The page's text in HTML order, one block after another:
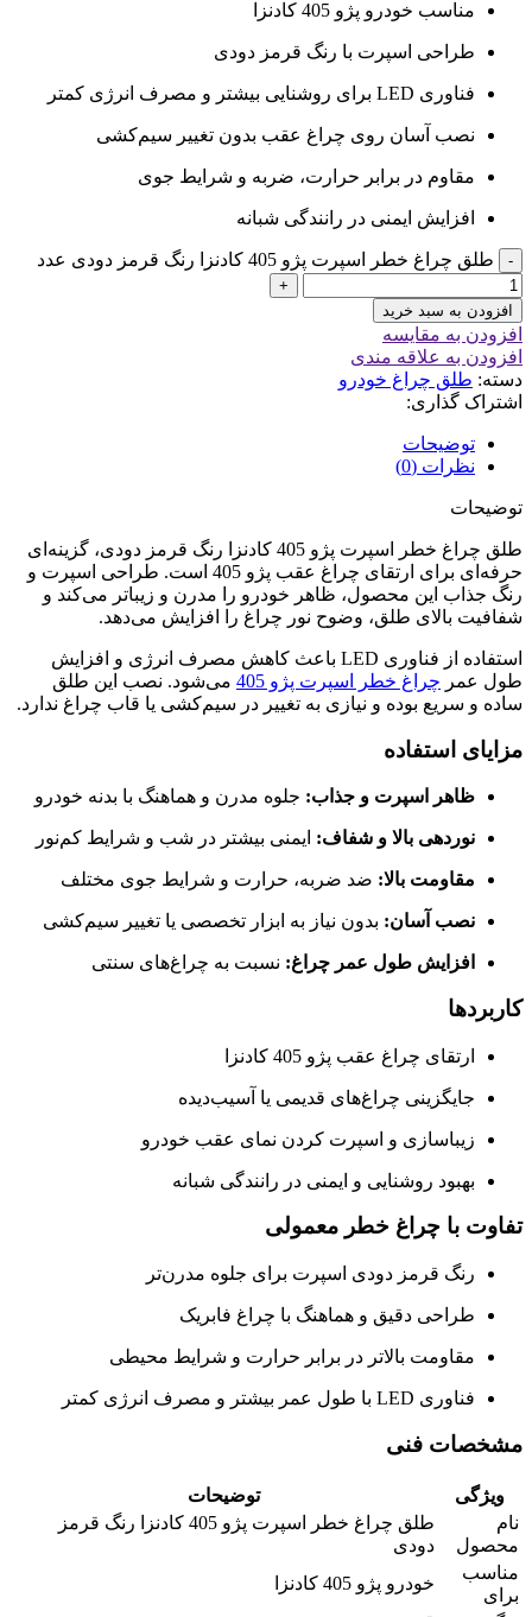
مناسب خودرو پژو 405 کادنزا
طراحی اسپرت با رنگ قرمز دودی
فناوری LED برای روشنایی بیشتر و مصرف انرژی کمتر
نصب آسان روی چراغ عقب بدون تغییر سیم‌کشی
مقاوم در برابر حرارت، ضربه و شرایط جوی
افزایش ایمنی در رانندگی شبانه
طلق چراغ خطر اسپرت پژو 405 کادنزا رنگ قرمز دودی عدد
افزودن به سبد خرید
افزودن به مقایسه
افزودن به علاقه مندی
دسته: طلق چراغ خودرو
اشتراک گذاری:
توضیحات
نظرات (0)
توضیحات
طلق چراغ خطر اسپرت پژو 405 کادنزا رنگ قرمز دودی، گزینه‌ای
حرفه‌ای برای ارتقای چراغ عقب پژو 405 است. طراحی اسپرت و
رنگ جذاب این محصول، ظاهر خودرو را مدرن و زیباتر می‌کند و
شفافیت بالای طلق، وضوح نور چراغ را افزایش می‌دهد.
استفاده از فناوری LED باعث کاهش مصرف انرژی و افزایش
طول عمر چراغ خطر اسپرت پژو 405
می‌شود. نصب این طلق
ساده و سریع بوده و نیازی به تغییر در سیم‌کشی یا قاب چراغ ندارد.
مزایای استفاده
ظاهر اسپرت و جذاب: جلوه مدرن و هماهنگ با بدنه خودرو
نوردهی بالا و شفاف: ایمنی بیشتر در شب و شرایط کم‌نور
مقاومت بالا: ضد ضربه، حرارت و شرایط جوی مختلف
نصب آسان: بدون نیاز به ابزار تخصصی یا تغییر سیم‌کشی
افزایش طول عمر چراغ: نسبت به چراغ‌های سنتی
کاربردها
ارتقای چراغ عقب پژو 405 کادنزا
جایگزینی چراغ‌های قدیمی یا آسیب‌دیده
زیباسازی و اسپرت کردن نمای عقب خودرو
بهبود روشنایی و ایمنی در رانندگی شبانه
تفاوت با چراغ خطر معمولی
رنگ قرمز دودی اسپرت برای جلوه مدرن‌تر
طراحی دقیق و هماهنگ با چراغ فابریک
مقاومت بالاتر در برابر حرارت و شرایط محیطی
فناوری LED با طول عمر بیشتر و مصرف انرژی کمتر
مشخصات فنی
ویژگی
توضیحات
نام
محصول
طلق چراغ خطر اسپرت پژو 405 کادنزا رنگ قرمز
دودی
مناسب
برای
خودرو پژو 405 کادنزا